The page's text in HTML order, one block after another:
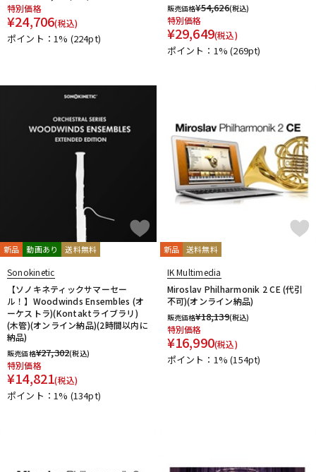
特別価格
¥24,706(税込)
ポイント：1% (224pt)
販売価格¥54,626(税込)
特別価格
¥29,649(税込)
ポイント：1%(269pt)
新品 動画あり 送料無料
Sonokinetic
【ソノキネティックサマーセー
ル！】Woodwinds Ensembles (オ
ーケストラ)(Kontaktライブラリ)
(木管)(オンライン納品)(2時間以内に
納品)
販売価格¥27,302(税込)
特別価格
¥14,821(税込)
ポイント：1% (134pt)
新品 送料無料
IK Multimedia
Miroslav Philharmonik 2 CE (代引
不可)(オンライン納品)
販売価格¥18,139(税込)
特別価格
¥16,990(税込)
ポイント：1%(154pt)